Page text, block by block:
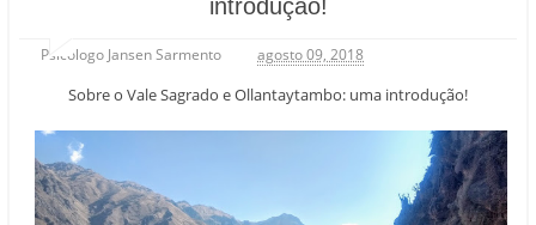
introdução!
Psicólogo Jansen Sarmento agosto 09, 2018
Sobre o Vale Sagrado e Ollantaytambo: uma introdução!